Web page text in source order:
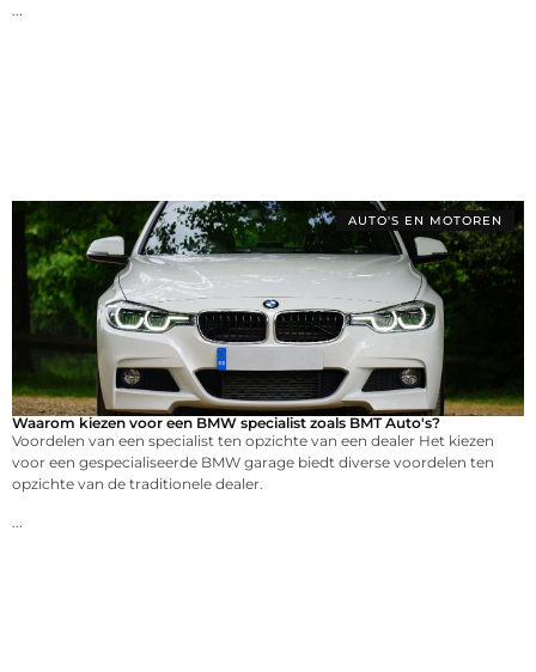
...
AUTO'S EN MOTOREN
Waarom kiezen voor een BMW specialist zoals BMT Auto's?
Voordelen van een specialist ten opzichte van een dealer Het kiezen
voor een gespecialiseerde BMW garage biedt diverse voordelen ten
opzichte van de traditionele dealer.
...